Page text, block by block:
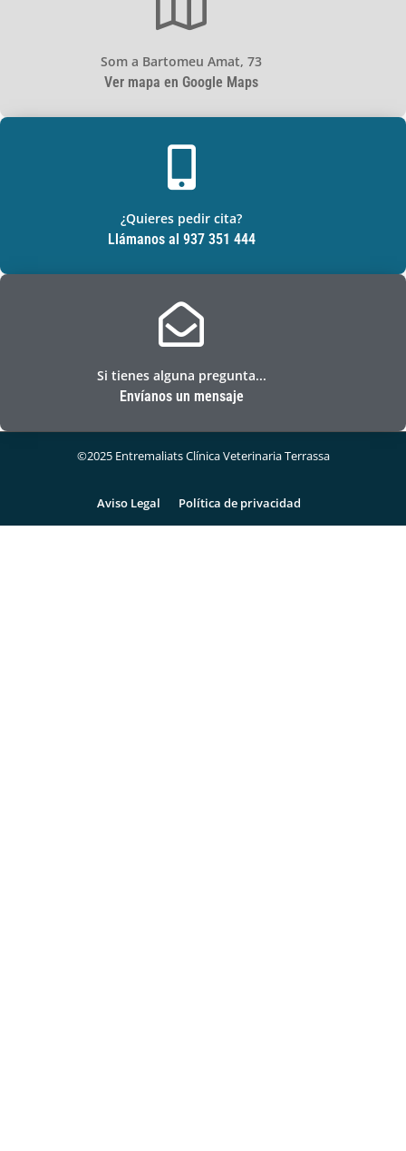
Som a Bartomeu Amat, 73
Ver mapa en Google Maps
¿Quieres pedir cita?
Llámanos al 937 351 444
Si tienes alguna pregunta...
Envíanos un mensaje
©2025 Entremaliats Clínica Veterinaria Terrassa
Aviso Legal Política de privacidad